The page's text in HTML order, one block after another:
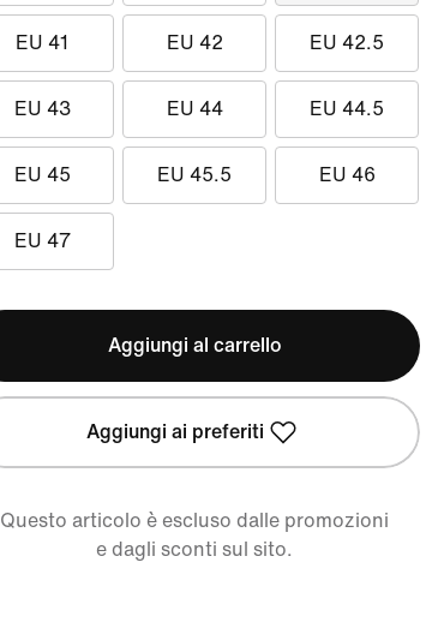
EU 41 EU 42 EU 42.5
EU 43 EU 44 EU 44.5
EU 45 EU 45.5 EU 46
EU 47
Aggiungi al carrello
Aggiungi ai preferiti
Questo articolo è escluso dalle promozioni
e dagli sconti sul sito.